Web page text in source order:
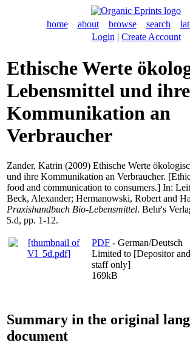
home about browse search
Login | Create Account
Ethische Werte
Lebensmittel und ihre
Kommunikation an
Verbraucher
Zander, Katrin (2009) Ethische Werte
und ihre Kommunikation an Verbraucher.
food and communication to consumers.] In:
Beck, Alexander; Hermanowski, Robert and
Praxishandbuch Bio-Lebensmittel. Behr's
5.d, pp. 1-12.
PDF - German/Deutsch
Limited to [Depositor and
staff only]
169kB
Summary in the original
document